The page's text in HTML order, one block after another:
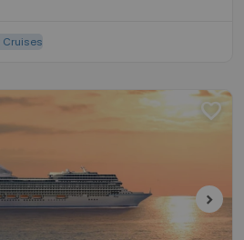
favorite
chevron_right